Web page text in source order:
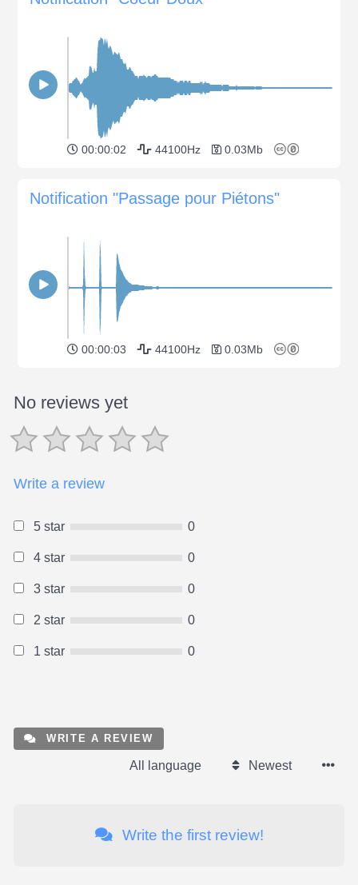
00:00:02 44100Hz 0.03Mb
Notification "Passage pour Piétons"
00:00:03 44100Hz 0.03Mb
No reviews yet
Write a review
5 star 0
4 star 0
3 star 0
2 star 0
1 star 0
WRITE A REVIEW
All language Newest
Write the first review!